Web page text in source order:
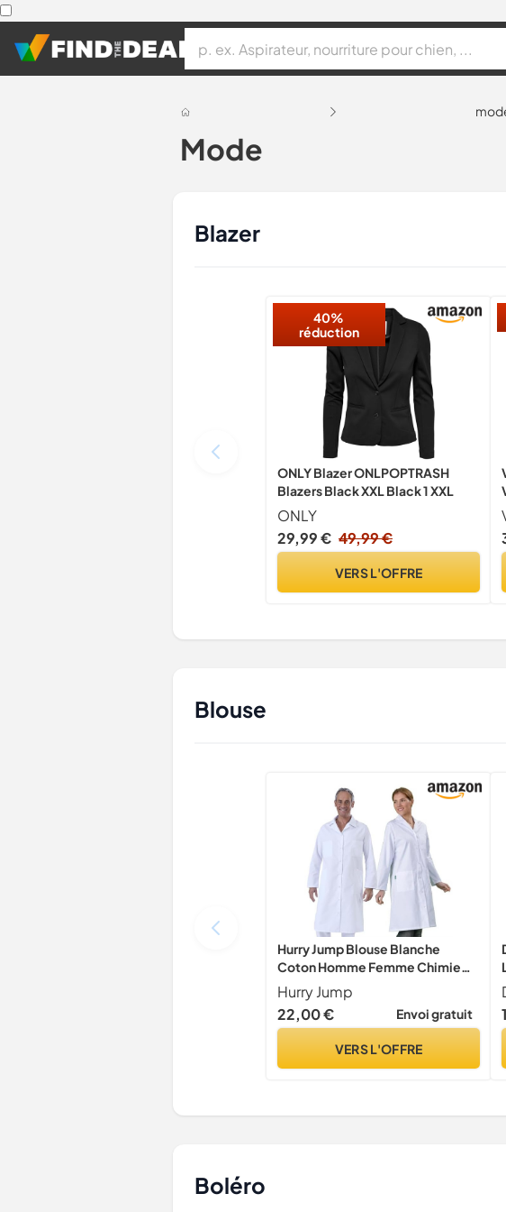
Mode
Blazer
40%
réduction
ONLY Blazer ONLPOPTRASH
Blazers Black XXL Black 1 XXL
ONLY
29,99 € 49,99 €
VERS L'OFFRE
Blouse
Hurry Jump Blouse Blanche
Coton Homme Femme Chimie
Lycée Collège Laboratoire
Rentrée des Classes T1-38/40
Hurry Jump
22,00 €
Envoi gratuit
VERS L'OFFRE
Boléro